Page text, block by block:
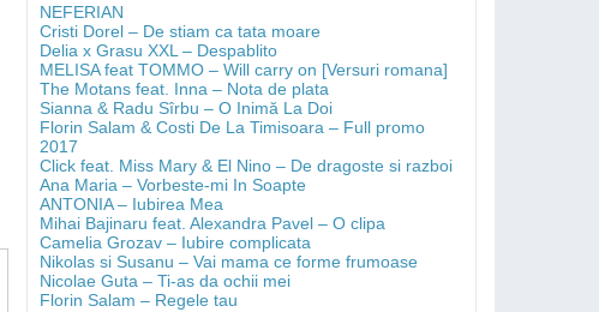
NEFERIAN
Cristi Dorel – De stiam ca tata moare
Delia x Grasu XXL – Despablito
MELISA feat TOMMO – Will carry on [Versuri romana]
The Motans feat. Inna – Nota de plata
Sianna & Radu Sîrbu – O Inimă La Doi
Florin Salam & Costi De La Timisoara – Full promo
2017
Click feat. Miss Mary & El Nino – De dragoste si razboi
Ana Maria – Vorbeste-mi In Soapte
ANTONIA – Iubirea Mea
Mihai Bajinaru feat. Alexandra Pavel – O clipa
Camelia Grozav – Iubire complicata
Nikolas si Susanu – Vai mama ce forme frumoase
Nicolae Guta – Ti-as da ochii mei
Florin Salam – Regele tau